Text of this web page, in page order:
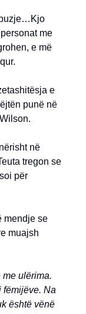
me
e më
e
punë në
në
tregon se
për
mendje se
muajsh
me ulërima.
fëmijëve. Na
është vënë